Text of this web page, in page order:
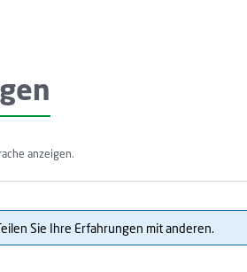
anzeigen.
Sie Ihre Erfahrungen mit anderen.